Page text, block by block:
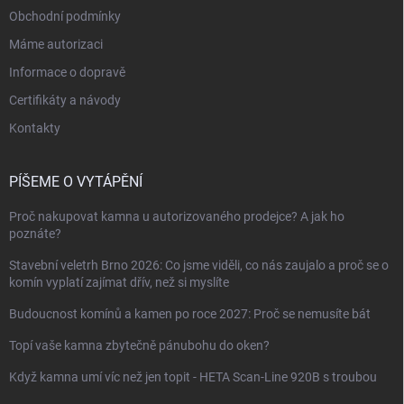
Obchodní podmínky
Máme autorizaci
Informace o dopravě
Certifikáty a návody
Kontakty
PÍŠEME O VYTÁPĚNÍ
Proč nakupovat kamna u autorizovaného prodejce? A jak ho
poznáte?
Stavební veletrh Brno 2026: Co jsme viděli, co nás zaujalo a proč se o
komín vyplatí zajímat dřív, než si myslíte
Budoucnost komínů a kamen po roce 2027: Proč se nemusíte bát
Topí vaše kamna zbytečně pánubohu do oken?
Když kamna umí víc než jen topit - HETA Scan-Line 920B s troubou